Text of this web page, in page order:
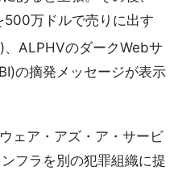
万ドルで売りに出す
ALPHVのダークWebサ
の摘発メッセージが表示
ェア・アズ・ア・サービ
フラを別の犯罪組織に提